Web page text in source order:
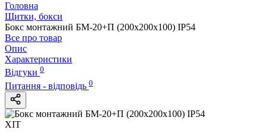
Головна
Щитки, бокси
Бокс монтажний БМ-20+П (200х200х100) IP54
Все про товар
Опис
Характеристики
Відгуки 0
Питання - відповідь 0
ХІТ